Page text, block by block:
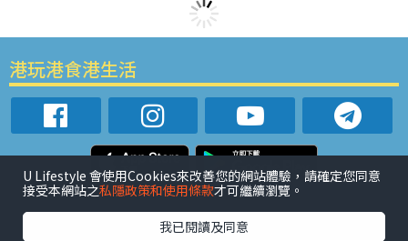
港玩港食港生活
活動展覽 市集 開倉 尖沙咀好去處 銅鑼灣好去處
荃灣好去處 旺角好去處
U Lifestyle 會使用Cookies來改善您的網站體驗，請確定您同意
接受本網站之私隱政策和使用條款才可繼續瀏覽。
我已閱讀及同意